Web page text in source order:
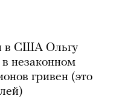
в США Ольгу
незаконном
гривен (это